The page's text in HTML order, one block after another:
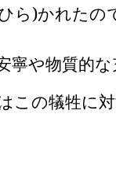
ら)かれたの
寧や物質的
この犠牲に